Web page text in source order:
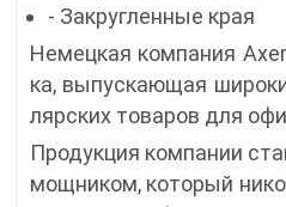
- Закругленные края
Немецкая компания
ка, выпускающая
лярских товаров для
Продукция компании
мощником, который